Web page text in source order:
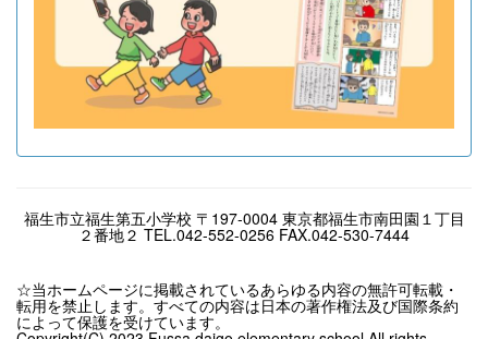
福生市立福生第五小学校 〒197-0004 東京都福生市南田園１丁目
２番地２ TEL.042-552-0256 FAX.042-530-7444
☆当ホームページに掲載されているあらゆる内容の無許可転載・
転用を禁止します。すべての内容は日本の著作権法及び国際条約
によって保護を受けています。